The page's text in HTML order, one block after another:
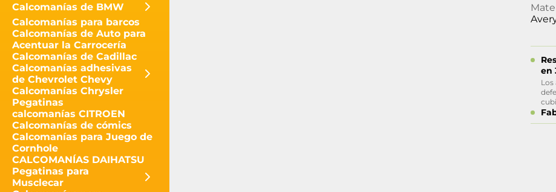
Calcomanías de BMW
Calcomanías para barcos
Calcomanías de Auto para
Acentuar la Carrocería
Calcomanías de Cadillac
Calcomanías adhesivas
de Chevrolet Chevy
Calcomanías Chrysler
Pegatinas
calcomanías CITROEN
Calcomanías de cómics
Calcomanías para Juego de
Cornhole
CALCOMANÍAS DAIHATSU
Pegatinas para
Musclecar
en
Los